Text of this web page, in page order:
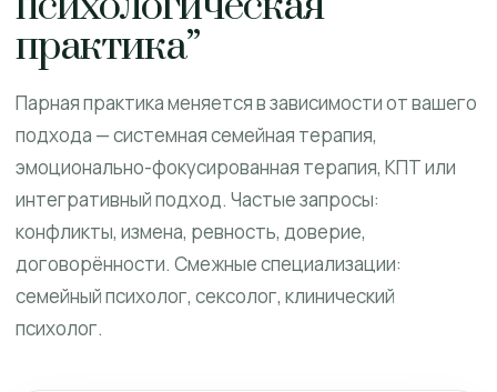
практика”
Парная практика меняется в зависимости от вашего
подхода — системная семейная терапия,
эмоционально-фокусированная терапия, КПТ или
интегративный подход. Частые запросы:
конфликты, измена, ревность, доверие,
договорённости. Смежные специализации:
семейный психолог, сексолог, клинический
психолог.